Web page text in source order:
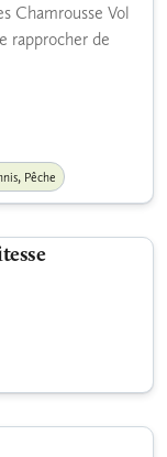
Chamrousse Vol
rapprocher de
, Pêche